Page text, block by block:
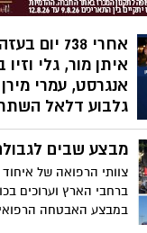
אחרי 738
איתן מור, גלי
אנגרסט, עמרי
גלבוע דלאל
הראשונה
באוקטובר, והבוקר (שני)
משפחות רבות כל כך.
שבי בידי חמאס, יצאה
מבצע שבים
צוותי הרפואה של
ברחבי הארץ וערוכים
במבצע האבטחה